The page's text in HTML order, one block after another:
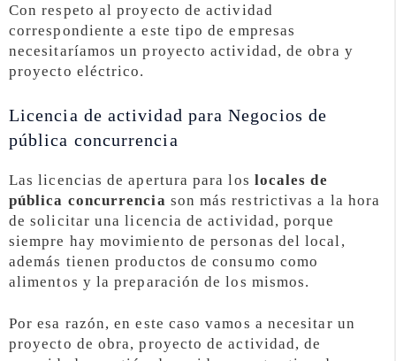
Con respeto al proyecto de actividad
correspondiente a este tipo de empresas
necesitaríamos un proyecto actividad, de obra y
proyecto eléctrico.
Licencia de actividad para Negocios de
pública concurrencia
Las licencias de apertura para los locales de
pública concurrencia son más restrictivas a la hora
de solicitar una licencia de actividad, porque
siempre hay movimiento de personas del local,
además tienen productos de consumo como
alimentos y la preparación de los mismos.
Por esa razón, en este caso vamos a necesitar un
proyecto de obra, proyecto de actividad, de